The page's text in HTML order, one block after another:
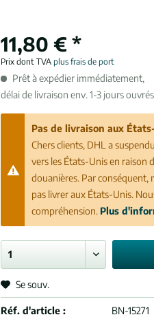
11,80 € *
Prix dont TVAplus frais de port
Prêt à expédier immédiatement,
délai de livraison env. 1-3 jours ouvrés
Pas de livraison aux
Chers clients, DHL a
vers les États-Unis en raison
douanières. Par
pas livrer aux États-Unis.
compréhension. Plus
Se souv.
Réf. d'article :
BN-15271